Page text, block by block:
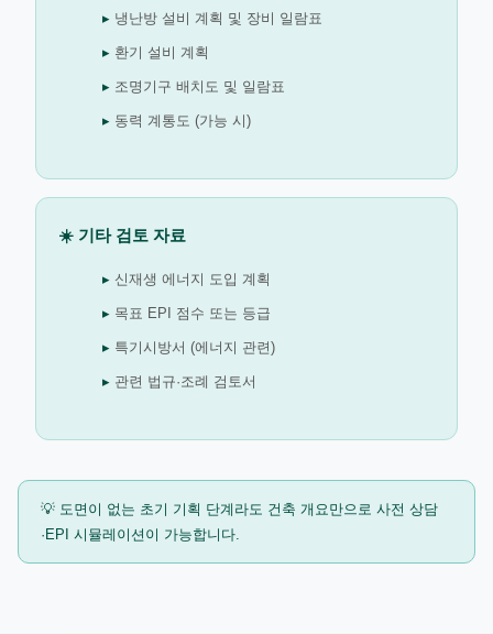
냉난방 설비 계획 및 장비 일람표
환기 설비 계획
조명기구 배치도 및 일람표
동력 계통도 (가능 시)
☀️ 기타 검토 자료
신재생 에너지 도입 계획
목표 EPI 점수 또는 등급
특기시방서 (에너지 관련)
관련 법규·조례 검토서
💡 도면이 없는 초기 기획 단계라도 건축 개요만으로 사전 상담
·EPI 시뮬레이션이 가능합니다.